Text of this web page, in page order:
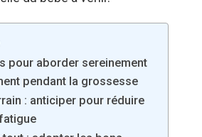
pour aborder sereinement
pendant la grossesse
: anticiper pour réduire